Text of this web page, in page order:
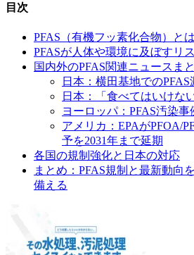
目次
PFAS（有機フッ素化合物）と
PFASが人体や環境に及ぼすリ
国内外のPFAS関連ニュースま
日本：横田基地でのPFAS
日本：「食べてはいけな
ヨーロッパ：PFAS汚染事
アメリカ：EPAがPFOA/
予を2031年まで延期
各国の規制強化と日本の対応
まとめ：PFAS規制と最新動向
備える